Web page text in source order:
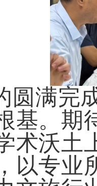
圆满完
基。期
术沃土
以专业